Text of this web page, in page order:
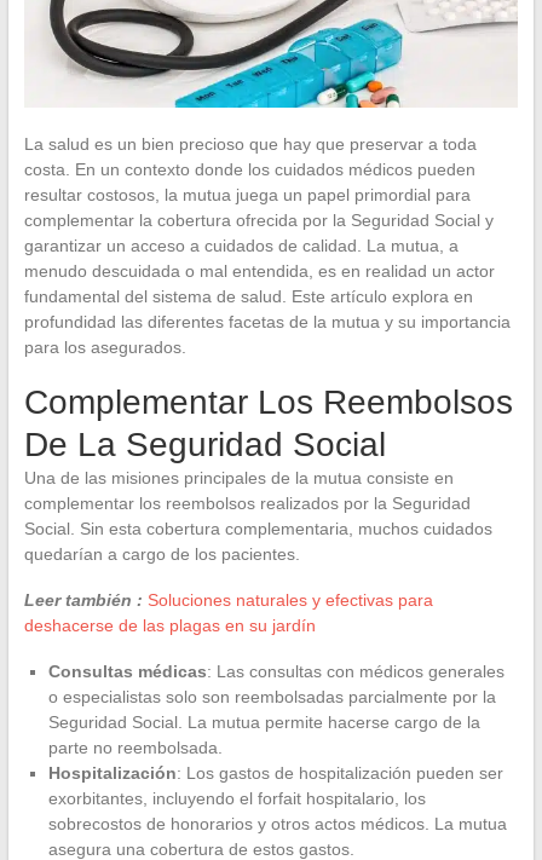
La salud es un bien precioso que hay que preservar a toda
costa. En un contexto donde los cuidados médicos pueden
resultar costosos, la mutua juega un papel primordial para
complementar la cobertura ofrecida por la Seguridad Social y
garantizar un acceso a cuidados de calidad. La mutua, a
menudo descuidada o mal entendida, es en realidad un actor
fundamental del sistema de salud. Este artículo explora en
profundidad las diferentes facetas de la mutua y su importancia
para los asegurados.
Complementar Los Reembolsos
De La Seguridad Social
Una de las misiones principales de la mutua consiste en
complementar los reembolsos realizados por la Seguridad
Social. Sin esta cobertura complementaria, muchos cuidados
quedarían a cargo de los pacientes.
Leer también : Soluciones naturales y efectivas para
deshacerse de las plagas en su jardín
Consultas médicas: Las consultas con médicos generales
o especialistas solo son reembolsadas parcialmente por la
Seguridad Social. La mutua permite hacerse cargo de la
parte no reembolsada.
Hospitalización: Los gastos de hospitalización pueden ser
exorbitantes, incluyendo el forfait hospitalario, los
sobrecostos de honorarios y otros actos médicos. La mutua
asegura una cobertura de estos gastos.